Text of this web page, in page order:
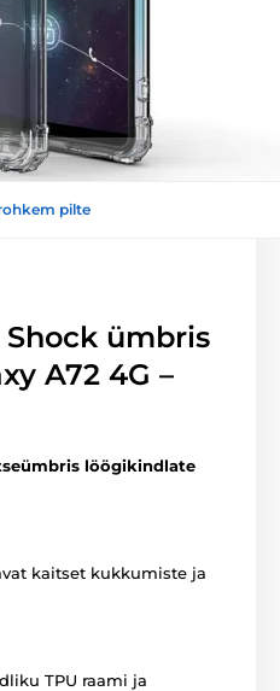
pilte
ümbris
A72 4G –
löögikindlate
kaitset kukkumiste ja
TPU raami ja